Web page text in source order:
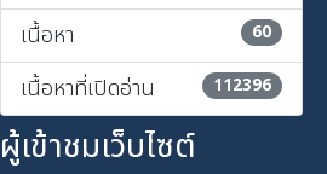
เนื้อหา 60
เนื้อหาที่เปิดอ่าน 112396
ผู้เข้าชมเว็บไซต์